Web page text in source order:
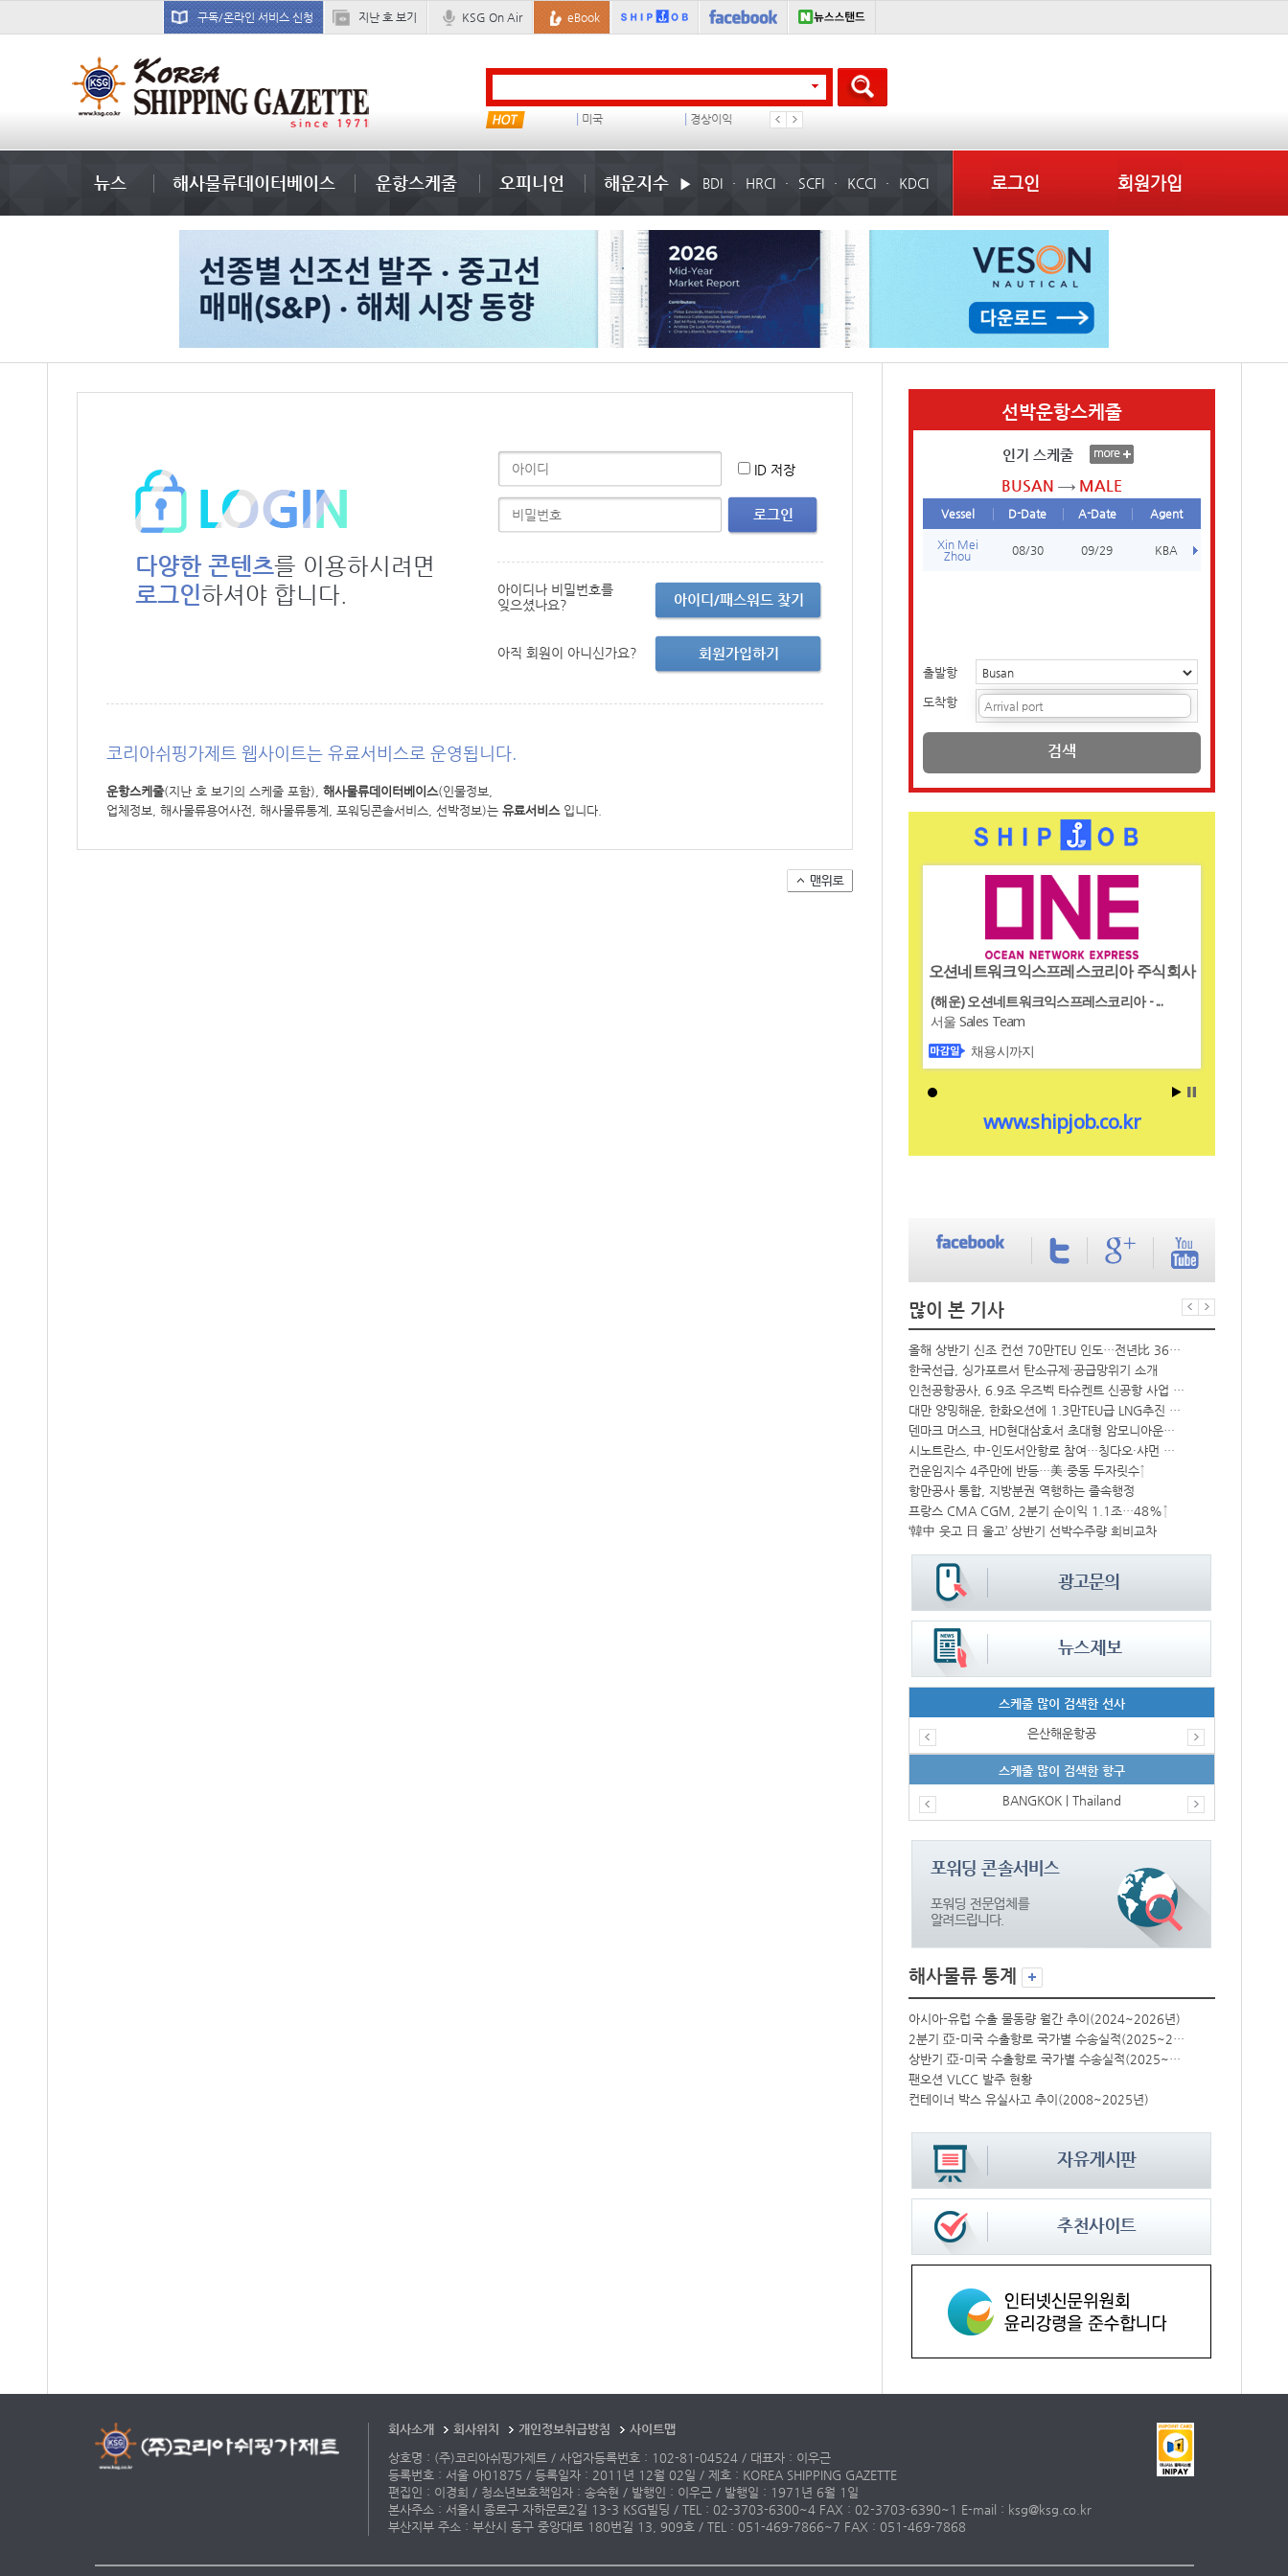
구독/온라인 서비스 신청 지난 호 보기 KSG On Air eBook
성우린 경상이익 부산신항
뉴스 해사물류데이터베이스 운항스케줄 오피니언 해운지수 BDI HRCI SCFI KCCI KDCI 로그인 회원가입
다양한 콘텐츠를 이용하시려면
로그인하셔야 합니다.
로그인
ID 저장
아이디/패스워드 찾기
아이디나 비밀번호를
잊으셨나요?
회원가입하기
아직 회원이 아니신가요?
코리아쉬핑가제트 웹사이트는 유료서비스로 운영됩니다.
운항스케줄(지난 호 보기의 스케줄 포함), 해사물류데이터베이스(인물정보,
업체정보, 해사물류용어사전, 해사물류통계, 포워딩콘솔서비스, 선박정보)는 유료서비스입니다.
선박운항스케줄
인기 스케줄
BUSAN MALE
Vessel D-Date A-Date Agent
Xin Mei
Zhou
08/30 09/29 KBA
출발항
도착항
검색
많이 본 기사
올해 상반기 신조 컨선 70만TEU 인도…전년比 36% 감소
한국선급, 싱가포르서 탄소규제·공급망위기 소개
인천공항공사, 6.9조 우즈벡 타슈켄트 신공항 사업 참여
대만 양밍해운, 한화오션에 1.3만TEU급 LNG추진 컨선 6척 발주
덴마크 머스크, HD현대삼호서 초대형 암모니아운반선 인도받아
시노트란스, 中-인도서안항로 참여…칭다오·샤먼 직항
컨운임지수 4주만에 반등…美·중동 두자릿수↑
항만공사 통합, 지방분권 역행하는 졸속행정
프랑스 CMA CGM, 2분기 순이익 1.1조…48%↑
‘韓中 웃고 日 울고’ 상반기 선박수주량 희비교차
스케줄 많이 검색한 선사
은산해운항공
스케줄 많이 검색한 항구
BANGKOK | Thailand
해사물류 통계
아시아-유럽 수출 물동량 월간 추이(2024~2026년)
2분기 亞-미국 수출항로 국가별 수송실적(2025~2026년)
상반기 亞-미국 수출항로 국가별 수송실적(2025~2026년)
팬오션 VLCC 발주 현황
컨테이너 박스 유실사고 추이(2008~2025년)
회사소개 회사위치 개인정보취급방침
사이트맵
상호명 : (주)코리아쉬핑가제트 / 사업자등록번호 : 102-81-04524 / 대표자 : 이우근
등록번호 : 서울 아01875 / 등록일자 : 2011년 12월 02일 / 제호 : KOREA SHIPPING GAZETTE
편집인 : 이경희 / 청소년보호책임자 : 송숙현 / 발행인 : 이우근 / 발행일 : 1971년 6월 1일
본사주소 : 서울시 종로구 자하문로2길 13-3 KSG빌딩 / TEL : 02-3703-6300~4 FAX : 02-3703-6390~1 E-mail : ksg@ksg.co.kr
부산지부 주소 : 부산시 동구 중앙대로 180번길 13, 909호 / TEL : 051-469-7866~7 FAX : 051-469-7868